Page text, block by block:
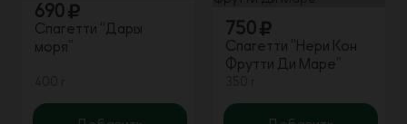
690
Спагетти “Дары
моря”
750
Спагетти “Нери Кон
Фрутти Ди Маре”